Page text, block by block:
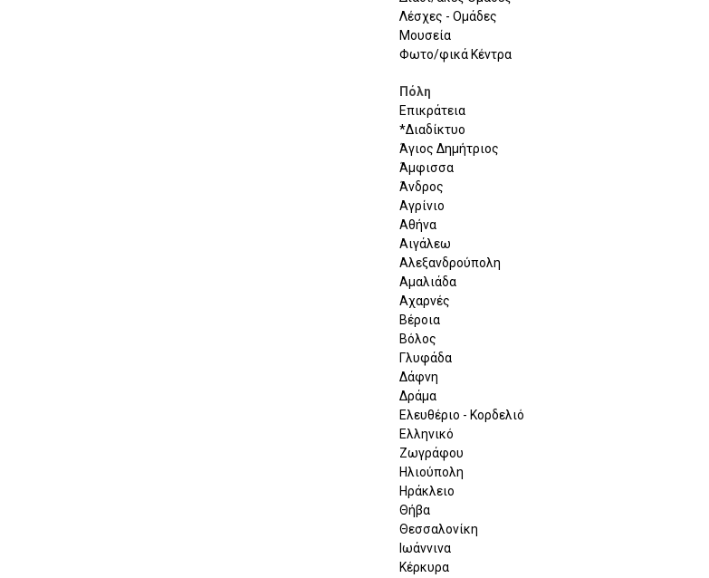
Λέσχες - Ομάδες
Μουσεία
Φωτο/φικά Κέντρα
Πόλη
Επικράτεια
*Διαδίκτυο
Άγιος Δημήτριος
Άμφισσα
Άνδρος
Αγρίνιο
Αθήνα
Αιγάλεω
Αλεξανδρούπολη
Αμαλιάδα
Αχαρνές
Βέροια
Βόλος
Γλυφάδα
Δάφνη
Δράμα
Ελευθέριο - Κορδελιό
Ελληνικό
Ζωγράφου
Ηλιούπολη
Ηράκλειο
Θήβα
Θεσσαλονίκη
Ιωάννινα
Κέρκυρα